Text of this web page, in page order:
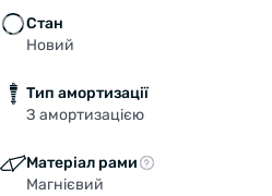
Стан
Новий
Тип амортизації
З амортизацією
Матеріал рами
Магнієвий